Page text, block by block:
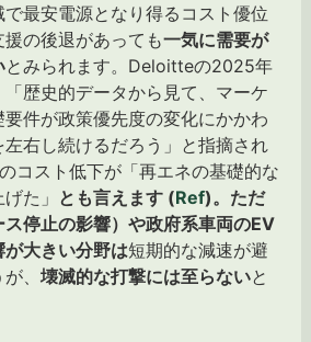
最安電源となり得るコスト優位
の後退があっても一気に需要が
とみられます。Deloitteの2025年
歴史的データから見て、マーケ
件が政策優先度の変化にかかわ
右し続けるだろう」と指摘され
コスト低下が「再エネの基礎的な
た」 とも言えます (Ref)。ただ
ス停止の影響）や政府系車両のEV
大きい分野は短期的な減速が避
、 壊滅的な打撃には至らないと